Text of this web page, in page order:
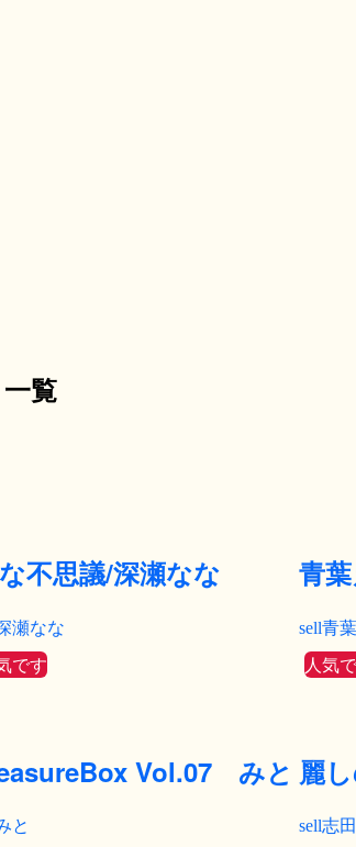
覧
不思議/深瀬なな
瀬なな
です
Vol.07 みと
と
青
青
人気
麗
志